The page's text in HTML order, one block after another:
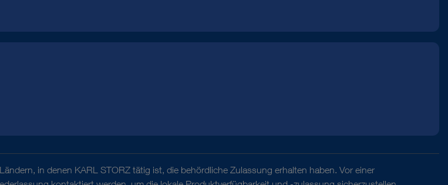
in denen KARL STORZ tätig ist, die behördliche Zulassung erhalten haben. Vor einer